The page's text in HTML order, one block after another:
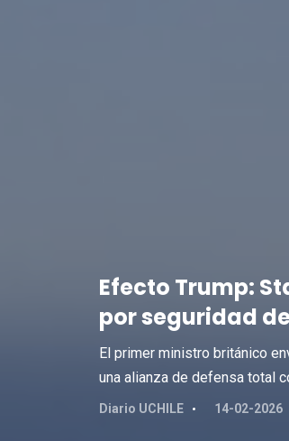
Efecto Trump:
por seguridad
El primer ministro británico
una alianza de defensa total
Diario UCHILE 14-02-2026